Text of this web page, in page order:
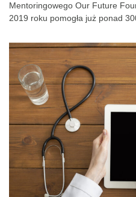
Mentoringowego Our Future
2019 roku pomogła już ponad